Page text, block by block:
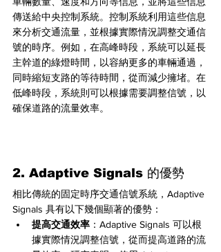
傳送給中央控制系統。控制系統利用這些信息
來分析交通流量，並根據實際情況調整交通信
號的時序。例如，在高峰時段，系統可以延長
主幹道的綠燈時間，以容納更多的車輛通過，
同時縮短支路的等待時間，從而減少擁堵。在
低峰時段，系統則可以根據需要調整信號，以
確保道路的流量效率。
2. Adaptive Signals 的優勢
相比傳統的固定時序交通信號系統，Adaptive
Signals 具有以下幾個顯著的優勢：
提高交通效率 ：Adaptive Signals 可以根
據實際情況調整信號，從而提高道路的流